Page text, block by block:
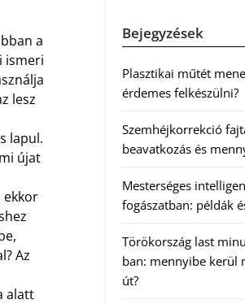
a
ismeri
lesz
lapul.
újat
ekkor
Az
alatt
Bejegyzések
Plasztikai műtét
érdemes felkészülni?
Szemhéjkorrekció
beavatkozás és
Mesterséges
fogászatban: példák
Törökország last
ban: mennyibe kerül
út?